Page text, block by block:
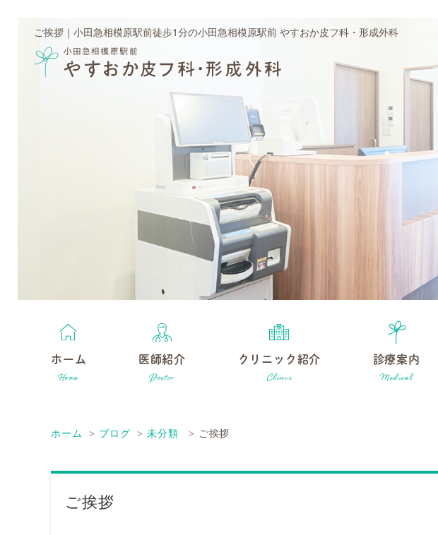
ご挨拶｜小田急相模原駅前徒歩1分の小田急相模原駅前 やすおか皮フ科・形成外科
ホーム 医師紹介 クリニック紹介 診療案内
ホーム ブログ 未分類 ご挨拶
ご挨拶